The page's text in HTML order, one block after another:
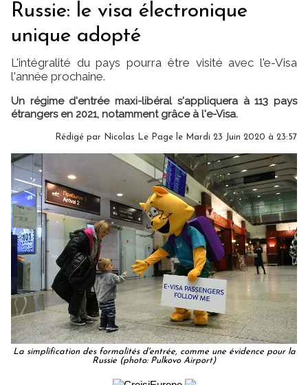
Russie: le visa électronique
unique adopté
L'intégralité du pays pourra être visité avec l'e-Visa
l'année prochaine.
Un régime d'entrée maxi-libéral s'appliquera à 113 pays
étrangers en 2021, notamment grâce à l'e-Visa.
Rédigé par Nicolas Le Page le Mardi 23 Juin 2020 à 23:57
La simplification des formalités d'entrée, comme une évidence pour la
Russie (photo: Pulkovo Airport)